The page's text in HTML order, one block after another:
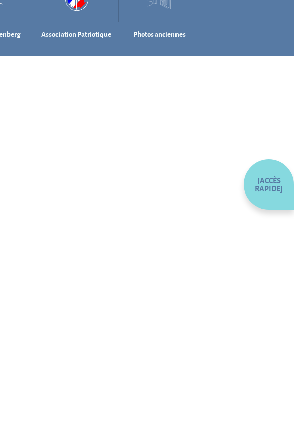
[ACCÈS
RAPIDE]
Association Patriotique Photos anciennes